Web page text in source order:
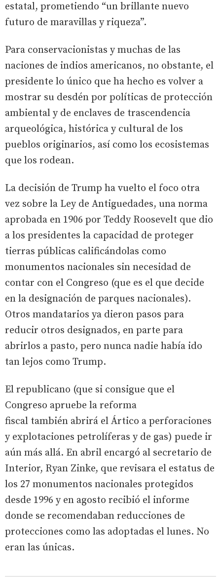
estatal, prometiendo “un brillante nuevo
futuro de maravillas y riqueza”.
Para conservacionistas y muchas de las
naciones de indios americanos, no obstante, el
presidente lo único que ha hecho es volver a
mostrar su desdén por políticas de protección
ambiental y de enclaves de trascendencia
arqueológica, histórica y cultural de los
pueblos originarios, así como los ecosistemas
que los rodean.
La decisión de Trump ha vuelto el foco otra
vez sobre la Ley de Antiguedades, una norma
aprobada en 1906 por Teddy Roosevelt que dio
a los presidentes la capacidad de proteger
tierras públicas calificándolas como
monumentos nacionales sin necesidad de
contar con el Congreso (que es el que decide
en la designación de parques nacionales).
Otros mandatarios ya dieron pasos para
reducir otros designados, en parte para
abrirlos a pasto, pero nunca nadie había ido
tan lejos como Trump.
El republicano (que si consigue que el
Congreso apruebe la reforma
fiscal también abrirá el Ártico a perforaciones
y explotaciones petrolíferas y de gas) puede ir
aún más allá. En abril encargó al secretario de
Interior, Ryan Zinke, que revisara el estatus de
los 27 monumentos nacionales protegidos
desde 1996 y en agosto recibió el informe
donde se recomendaban reducciones de
protecciones como las adoptadas el lunes. No
eran las únicas.